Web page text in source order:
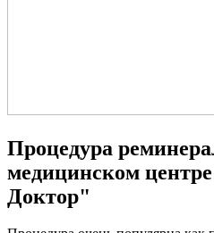
Процедура
медицинском
Доктор"